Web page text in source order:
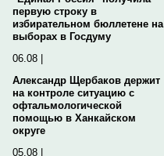
первую строку в
избирательном бюллетене на
выборах в Госдуму
06.08 |
Александр Щербаков держит
на контроле ситуацию с
офтальмологической
помощью в Ханкайском
округе
05.08 |